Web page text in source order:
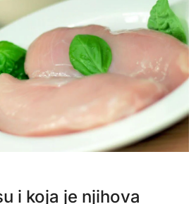
i koja je njihova